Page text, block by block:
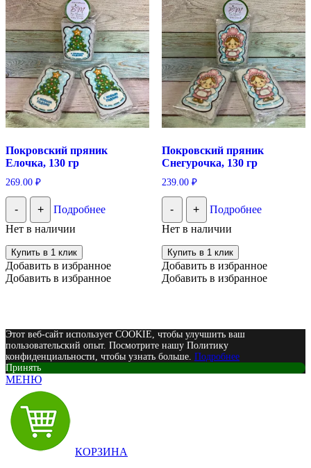
Покровский пряник
Елочка, 130 гр
269.00 ₽
- +
Подробнее
Нет в наличии
Купить в 1 клик
Добавить в избранное
Добавить в избранное
Покровский пряник
Снегурочка, 130 гр
239.00 ₽
- +
Подробнее
Нет в наличии
Купить в 1 клик
Добавить в избранное
Добавить в избранное
Этот веб-сайт использует COOKIE, чтобы улучшить ваш
пользовательский опыт. Посмотрите нашу Политику
конфиденциальности, чтобы узнать больше. Подробнее
Принять
МЕНЮ
КОРЗИНА